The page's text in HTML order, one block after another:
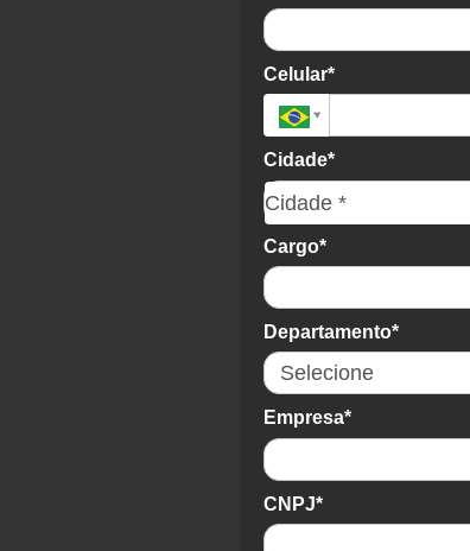
Celular*
Cidade*
Cidade *
Cidade*
Cargo*
Departamento*
Empresa*
CNPJ*